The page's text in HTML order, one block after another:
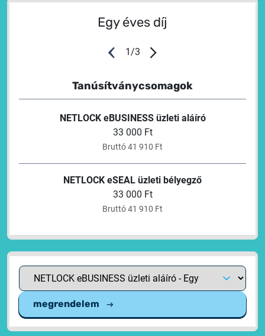
Egy éves díj
1/3
Tanúsítványcsomagok
NETLOCK eBUSINESS üzleti aláíró
33 000 Ft
Bruttó 41 910 Ft
NETLOCK eSEAL üzleti bélyegző
33 000 Ft
Bruttó 41 910 Ft
megrendelem